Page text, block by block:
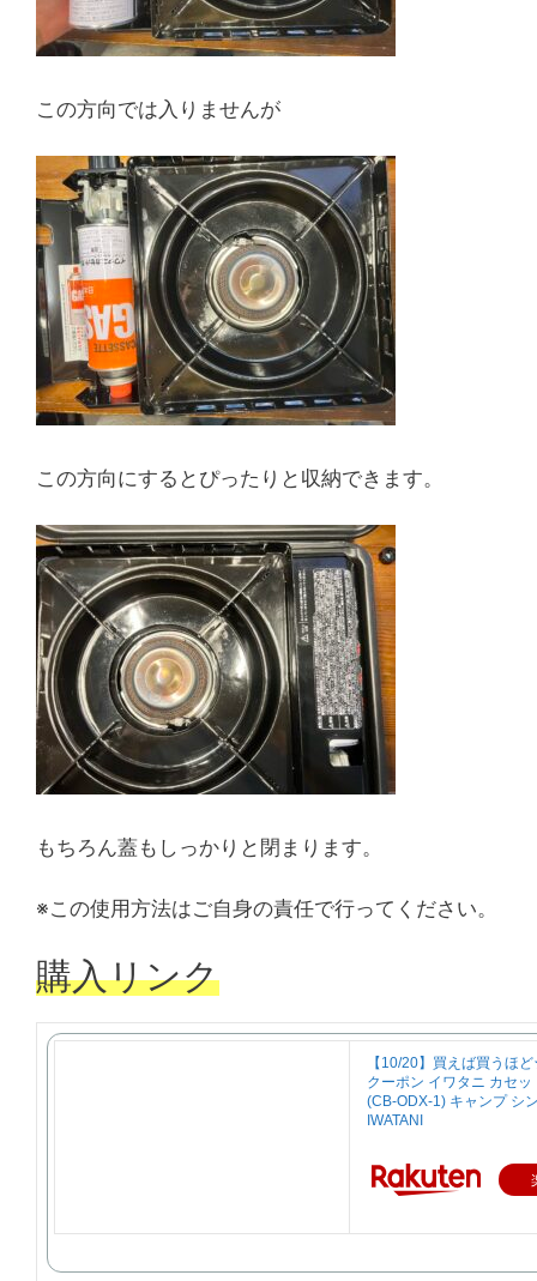
この方向では入りませんが
この方向にするとぴったりと収納できます。
もちろん蓋もしっかりと閉まります。
※この使用方法はご自身の責任で行ってください。
購入リンク
【10/20】買えば買うほ
クーポン イワタニ カセ
(CB-ODX-1) キャンプ シ
IWATANI